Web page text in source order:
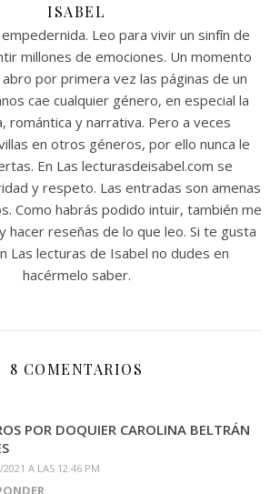
ISABEL
Leo para vivir un sinfín de
millones de emociones. Un momento
por primera vez las páginas de un
cae cualquier género, en especial la
romántica y narrativa. Pero a veces
en otros géneros, por ello nunca le
En Las lecturasdeisabel.com se
y respeto. Las entradas son amenas
Como habrás podido intuir, también me
hacer reseñas de lo que leo. Si te gusta
Las lecturas de Isabel no dudes en
hacérmelo saber.
8 COMENTARIOS
POR DOQUIER CAROLINA BELTRÁN
A LAS 12:46 PM